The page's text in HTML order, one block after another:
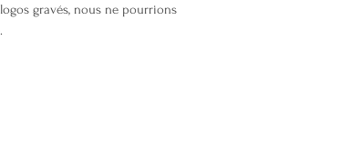
gravés, nous ne pourrions